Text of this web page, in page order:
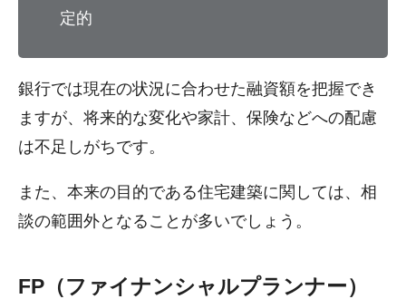
定的
銀行では現在の状況に合わせた融資額を把握でき
ますが、将来的な変化や家計、保険などへの配慮
は不足しがちです。
また、本来の目的である住宅建築に関しては、相
談の範囲外となることが多いでしょう。
FP（ファイナンシャルプランナー）